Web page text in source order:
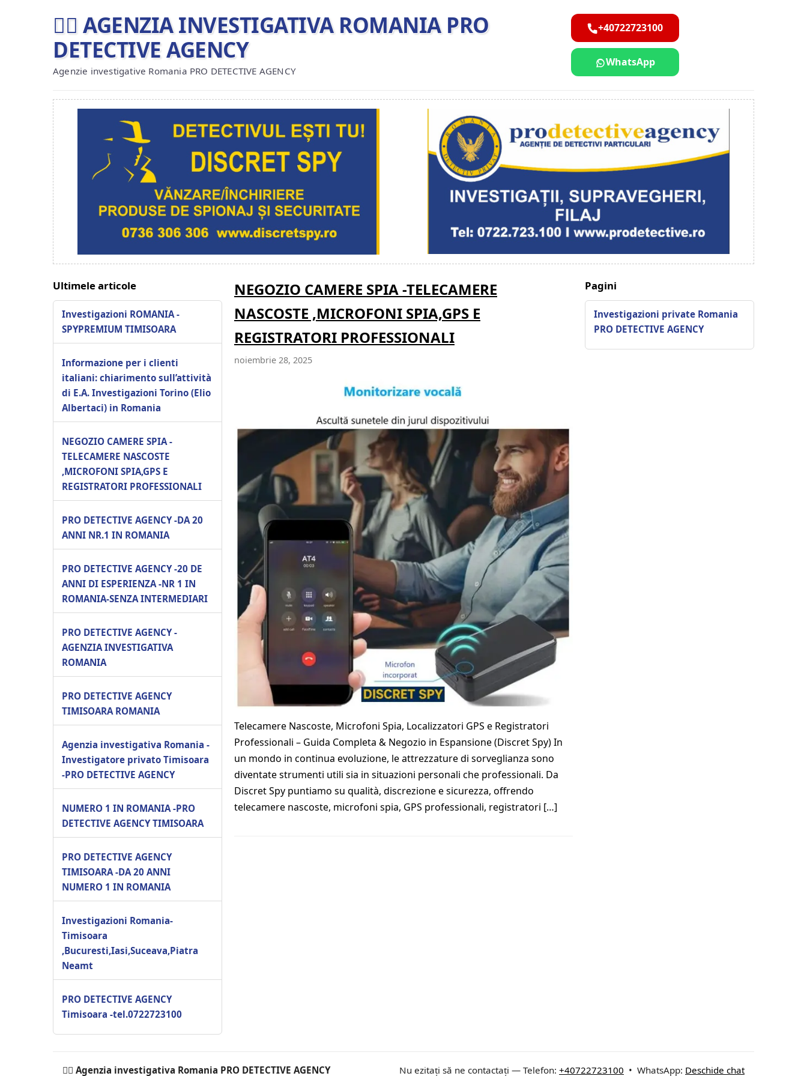
🕵️‍♂ AGENZIA INVESTIGATIVA ROMANIA PRO
DETECTIVE AGENCY
Agenzie investigative Romania PRO DETECTIVE AGENCY
+40722723100
WhatsApp
Ultimele articole
Investigazioni ROMANIA -
SPYPREMIUM TIMISOARA
Informazione per i clienti
italiani: chiarimento sull’attività
di E.A. Investigazioni Torino (Elio
Albertaci) in Romania
NEGOZIO CAMERE SPIA -
TELECAMERE NASCOSTE
,MICROFONI SPIA,GPS E
REGISTRATORI PROFESSIONALI
PRO DETECTIVE AGENCY -DA 20
ANNI NR.1 IN ROMANIA
PRO DETECTIVE AGENCY -20 DE
ANNI DI ESPERIENZA -NR 1 IN
ROMANIA-SENZA INTERMEDIARI
PRO DETECTIVE AGENCY -
AGENZIA INVESTIGATIVA
ROMANIA
PRO DETECTIVE AGENCY
TIMISOARA ROMANIA
Agenzia investigativa Romania -
Investigatore privato Timisoara
-PRO DETECTIVE AGENCY
NUMERO 1 IN ROMANIA -PRO
DETECTIVE AGENCY TIMISOARA
PRO DETECTIVE AGENCY
TIMISOARA -DA 20 ANNI
NUMERO 1 IN ROMANIA
Investigazioni Romania-
Timisoara
,Bucuresti,Iasi,Suceava,Piatra
Neamt
PRO DETECTIVE AGENCY
Timisoara -tel.0722723100
NEGOZIO CAMERE SPIA -TELECAMERE
NASCOSTE ,MICROFONI SPIA,GPS E
REGISTRATORI PROFESSIONALI
noiembrie 28, 2025
Telecamere Nascoste, Microfoni Spia, Localizzatori GPS e Registratori
Professionali – Guida Completa & Negozio in Espansione (Discret Spy) In
un mondo in continua evoluzione, le attrezzature di sorveglianza sono
diventate strumenti utili sia in situazioni personali che professionali. Da
Discret Spy puntiamo su qualità, discrezione e sicurezza, offrendo
telecamere nascoste, microfoni spia, GPS professionali, registratori […]
Pagini
Investigazioni private Romania
PRO DETECTIVE AGENCY
🕵️‍♂ Agenzia investigativa Romania PRO DETECTIVE AGENCY Nu ezitați să ne contactați — Telefon: +40722723100 • WhatsApp: Deschide chat